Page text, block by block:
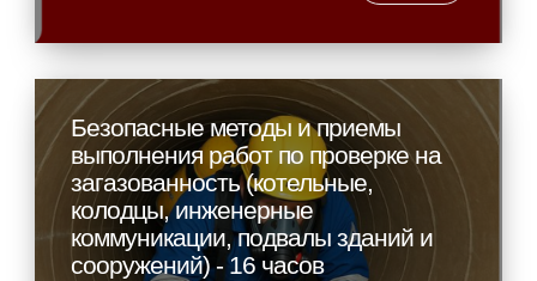
Безопасные методы и приемы
выполнения работ по проверке на
загазованность (котельные,
колодцы, инженерные
коммуникации, подвалы зданий и
сооружений) - 16 часов